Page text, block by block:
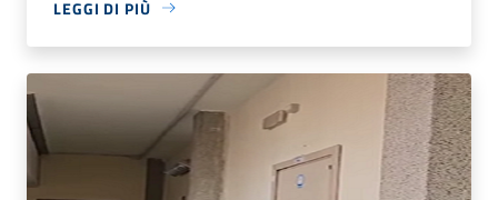
LEGGI DI PIÙ